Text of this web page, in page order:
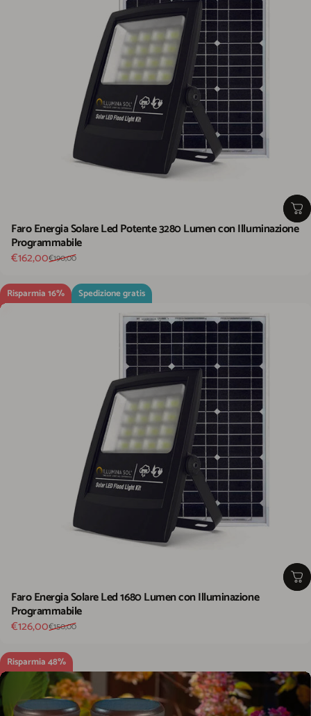
Faro Energia Solare Led Potente 3280 Lumen con Illuminazione
Programmabile
Prezzo scontato
€162,00
Prezzo di listino
€190,00
Risparmia 16% Spedizione gratis
Faro Energia Solare Led 1680 Lumen con Illuminazione
Programmabile
Prezzo scontato
€126,00
Prezzo di listino
€150,00
Risparmia 48%